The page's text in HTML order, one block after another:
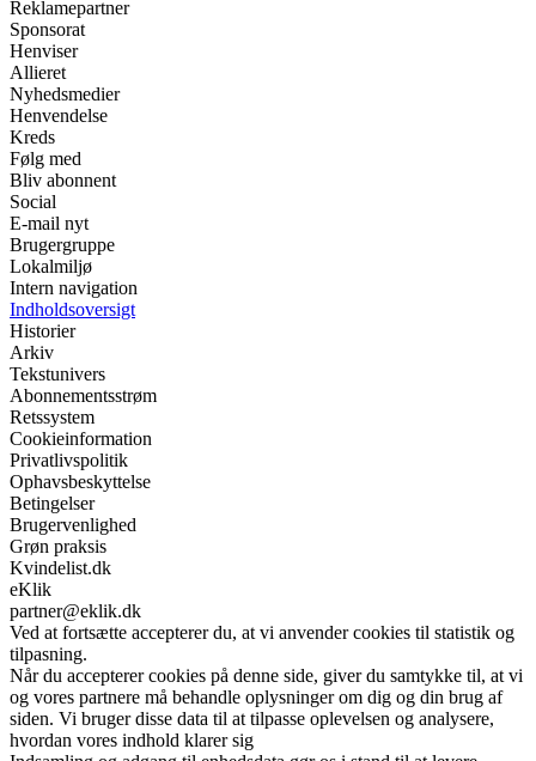
Reklamepartner
Sponsorat
Henviser
Allieret
Nyhedsmedier
Henvendelse
Kreds
Følg med
Bliv abonnent
Social
E-mail nyt
Brugergruppe
Lokalmiljø
Intern navigation
Indholdsoversigt
Historier
Arkiv
Tekstunivers
Abonnementsstrøm
Retssystem
Cookieinformation
Privatlivspolitik
Ophavsbeskyttelse
Betingelser
Brugervenlighed
Grøn praksis
Kvindelist.dk
eKlik
partner@eklik.dk
Ved at fortsætte accepterer du, at vi anvender cookies til statistik og
tilpasning.
Når du accepterer cookies på denne side, giver du samtykke til, at vi
og vores partnere må behandle oplysninger om dig og din brug af
siden. Vi bruger disse data til at tilpasse oplevelsen og analysere,
hvordan vores indhold klarer sig